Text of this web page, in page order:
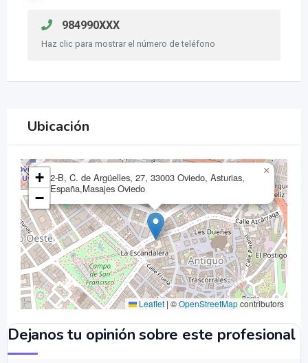
984990XXX
Haz clic para mostrar el número de teléfono
Ubicación
2-B, C. de Argüelles, 27, 33003 Oviedo, Asturias,
España,Masajes Oviedo
×
+
−
Leaflet | ©OpenStreetMapcontributors
Dejanos tu opinión sobre este profesional